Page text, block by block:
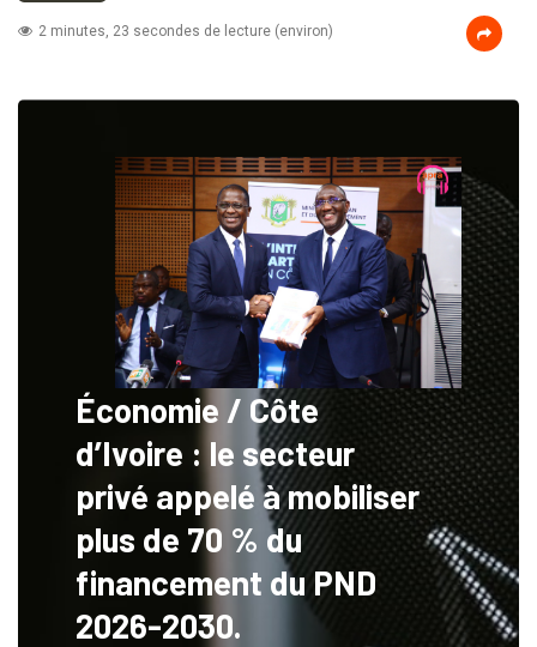
2 minutes, 23 secondes de lecture (environ)
Économie / Côte
d’Ivoire : le secteur
privé appelé à mobiliser
plus de 70 % du
financement du PND
2026-2030.